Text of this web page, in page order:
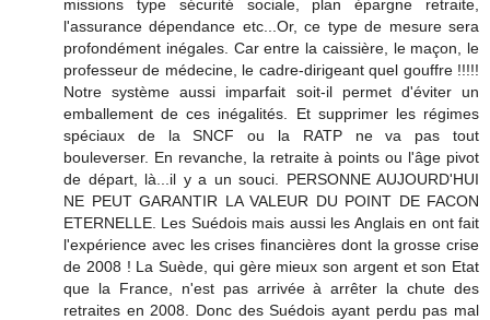
missions type sécurité sociale, plan épargne retraite,
l'assurance dépendance etc...Or, ce type de mesure sera
profondément inégales. Car entre la caissière, le maçon, le
professeur de médecine, le cadre-dirigeant quel gouffre !!!!!
Notre système aussi imparfait soit-il permet d'éviter un
emballement de ces inégalités. Et supprimer les régimes
spéciaux de la SNCF ou la RATP ne va pas tout
bouleverser. En revanche, la retraite à points ou l'âge pivot
de départ, là...il y a un souci. PERSONNE AUJOURD'HUI
NE PEUT GARANTIR LA VALEUR DU POINT DE FACON
ETERNELLE. Les Suédois mais aussi les Anglais en ont fait
l'expérience avec les crises financières dont la grosse crise
de 2008 ! La Suède, qui gère mieux son argent et son Etat
que la France, n'est pas arrivée à arrêter la chute des
retraites en 2008. Donc des Suédois ayant perdu pas mal